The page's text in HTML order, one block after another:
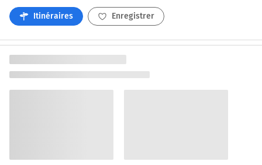
Itinéraires Enregistrer